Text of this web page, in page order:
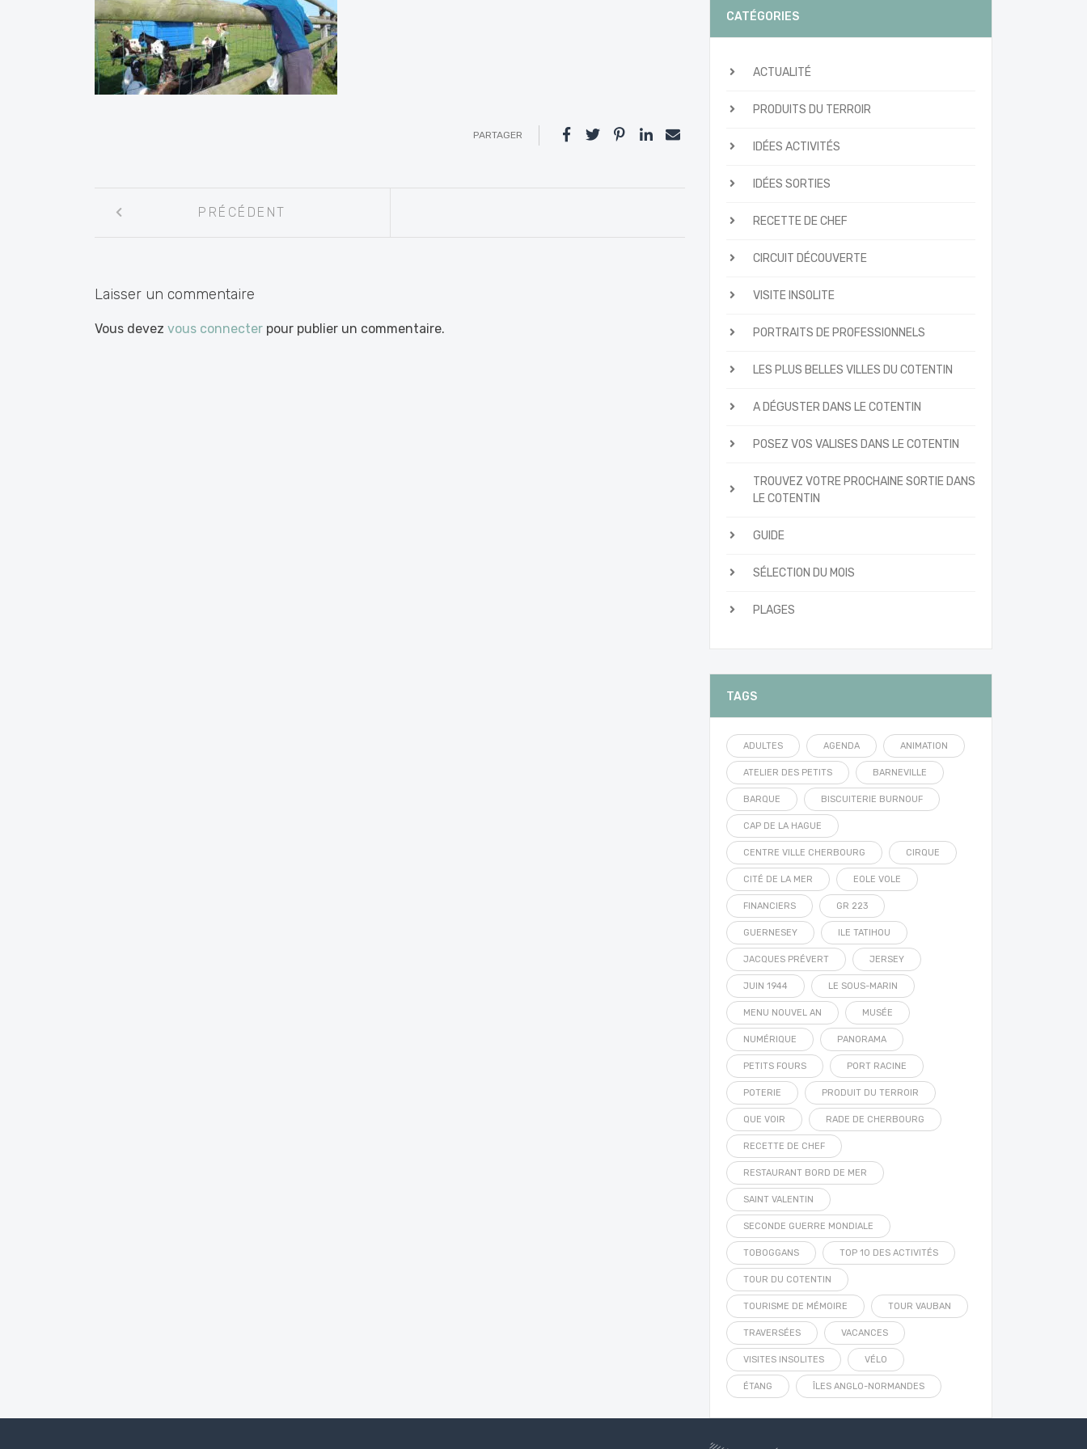
PARTAGER
entre
PRÉCÉDENT
Laisser un commentaire
Vous devez vous connecter pour publier un commentaire.
CATÉGORIES
ACTUALITÉ
PRODUITS DU TERROIR
IDÉES ACTIVITÉS
IDÉES SORTIES
RECETTE DE CHEF
CIRCUIT DÉCOUVERTE
VISITE INSOLITE
PORTRAITS DE PROFESSIONNELS
LES PLUS BELLES VILLES DU COTENTIN
A DÉGUSTER DANS LE COTENTIN
POSEZ VOS VALISES DANS LE COTENTIN
TROUVEZ VOTRE PROCHAINE SORTIE DANS
LE COTENTIN
GUIDE
SÉLECTION DU MOIS
PLAGES
TAGS
ADULTES AGENDA ANIMATION
ATELIER DES PETITS BARNEVILLE
BARQUE BISCUITERIE BURNOUF
CAP DE LA HAGUE
CENTRE VILLE CHERBOURG CIRQUE
CITÉ DE LA MER EOLE VOLE
FINANCIERS GR 223
GUERNESEY ILE TATIHOU
JACQUES PRÉVERT JERSEY
JUIN 1944 LE SOUS-MARIN
MENU NOUVEL AN MUSÉE
NUMÉRIQUE PANORAMA
PETITS FOURS PORT RACINE
POTERIE PRODUIT DU TERROIR
QUE VOIR RADE DE CHERBOURG
RECETTE DE CHEF
RESTAURANT BORD DE MER
SAINT VALENTIN
SECONDE GUERRE MONDIALE
TOBOGGANS TOP 10 DES ACTIVITÉS
TOUR DU COTENTIN
TOURISME DE MÉMOIRE TOUR VAUBAN
TRAVERSÉES VACANCES
VISITES INSOLITES VÉLO
ÉTANG ÎLES ANGLO-NORMANDES